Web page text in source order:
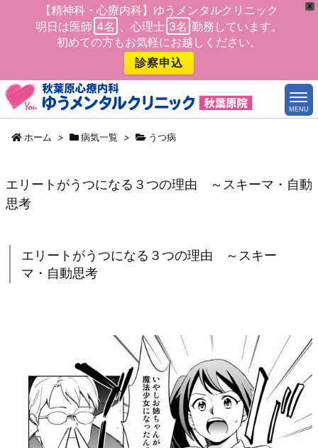
X
【精神科・心療内科】ゆうメンタルクリニック
明日は医師 4名 、心理士 3名 勤務しています。
初めての方もお気軽にお越しください。
診察申込
MENU
ホーム > 病気一覧 > うつ病
エリートがうつになる３つの理由 ～スキーマ・自動
思考
エリートがうつになる３つの理由 ～スキー
マ・自動思考